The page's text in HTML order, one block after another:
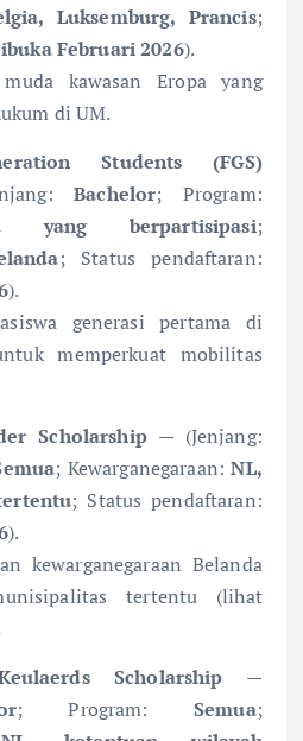
Luksemburg, Prancis;
Februari 2026).
kawasan Eropa yang
di UM.
Students (FGS)
Bachelor; Program:
yang berpartisipasi;
; Status pendaftaran:
).
generasi pertama di
memperkuat mobilitas
Scholarship— (Jenjang:
; Kewarganegaraan:NL,
; Status pendaftaran:
).
kewarganegaraan Belanda
tertentu (lihat
Scholarship —
; Program:Semua;